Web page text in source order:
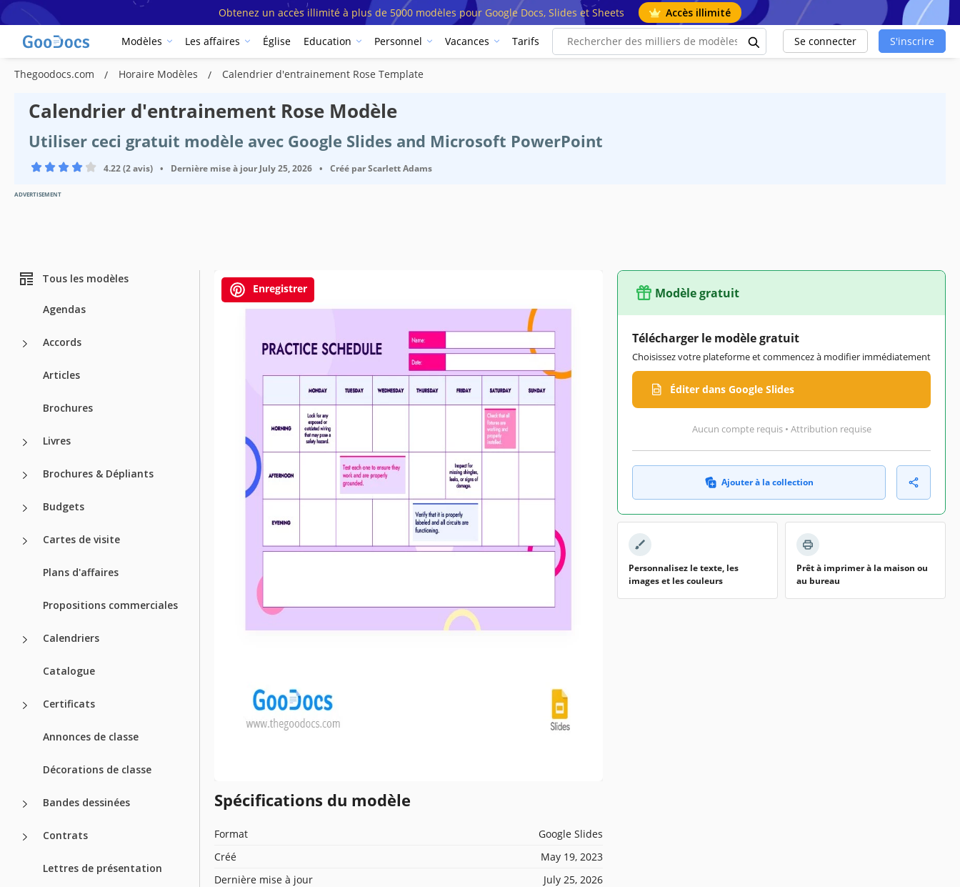
Obtenez un accès illimité à plus de 5000 modèles pour Google Docs, Slides et Sheets Accès illimité
Modèles Les affaires Église Education Personnel Vacances Tarifs Se connecter S'inscrire
Thegoodocs.com Horaire Modèles Calendrier d'entrainement Rose Template
Calendrier d'entrainement Rose Modèle
Utiliser ceci gratuit modèle avec Google Slides and Microsoft PowerPoint
4.22 (2 avis) • Dernière mise à jour July 25, 2026 • Créé parScarlett Adams
ADVERTISEMENT
Tous les modèles
Agendas
Accords
Articles
Brochures
Livres
Brochures & Dépliants
Budgets
Cartes de visite
Plans d'affaires
Propositions commerciales
Calendriers
Catalogue
Certificats
Annonces de classe
Décorations de classe
Bandes dessinées
Contrats
Lettres de présentation
Enregistrer
Spécifications du modèle
Format
Google Slides
Créé
May 19, 2023
Dernière mise à jour
July 25, 2026
Modèle gratuit
Télécharger le modèle gratuit
Choisissez votre plateforme et commencez à modifier immédiatement
Éditer dans Google Slides
Aucun compte requis • Attribution requise
Ajouter à la collection
Personnalisez le texte, les
images et les couleurs
Prêt à imprimer à la maison ou
au bureau